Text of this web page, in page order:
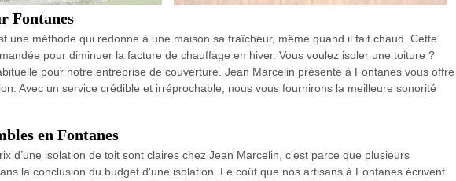
Fontanes
une méthode qui redonne à une maison sa fraîcheur, même quand il fait chaud. Cette
pour diminuer la facture de chauffage en hiver. Vous voulez isoler une toiture ?
pour notre entreprise de couverture. Jean Marcelin présente à Fontanes vous offre
Avec un service crédible et irréprochable, nous vous fournirons la meilleure sonorité
en Fontanes
d’une isolation de toit sont claires chez Jean Marcelin, c'est parce que plusieurs
la conclusion du budget d'une isolation. Le coût que nos artisans à Fontanes écrivent